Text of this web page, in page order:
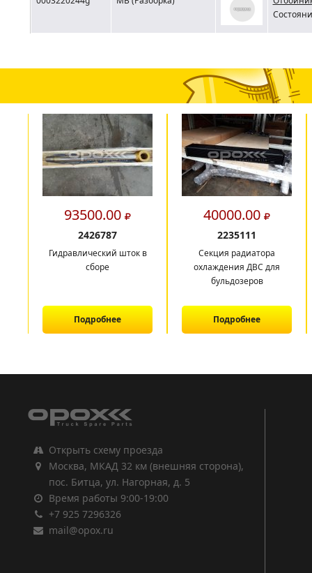
93500.00
2426787
Гидравлический шток в
сборе
Подробнее
40000.00
2235111
Секция радиатора
охлаждения ДВС для
бульдозеров
Подробнее
Открыть схему проезда
Москва, МКАД 32 км (внешняя сторона),
пос. Битца, ул. Нагорная, д. 5
Время работы 9:00-19:00
+7 925 7296326
mail@opox.ru